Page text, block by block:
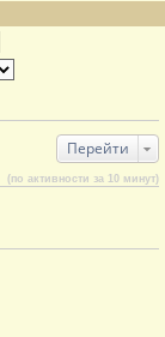
Перейти
(по активности за 10 минут)